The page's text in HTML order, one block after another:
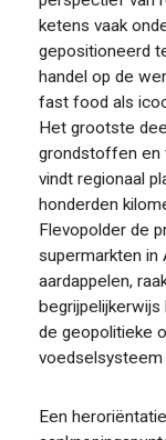
ketens vaak
gepositioneerd
handel op de
fast food als
Het grootste
grondstoffen en
vindt regionaal
honderden
Flevopolder de
supermarkten in
aardappelen,
de geopolitieke
Een